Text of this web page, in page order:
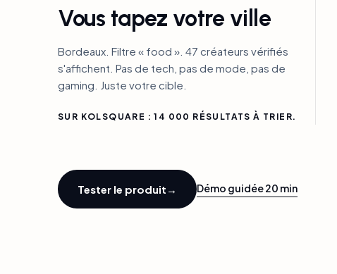
Vous tapez votre ville
Bordeaux. Filtre « food ». 47 créateurs vérifiés
s'affichent. Pas de tech, pas de mode, pas de
gaming. Juste votre cible.
SUR KOLSQUARE : 14 000 RÉSULTATS À TRIER.
Tester le produit → Démo guidée 20 min